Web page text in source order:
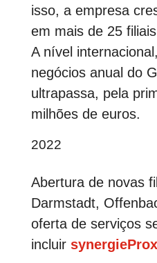
isso, a empresa
em mais de 25
A nível
negócios anual do
ultrapassa, pela
milhões de euros.
2022
Abertura de novas
Darmstadt,
oferta de serviços
incluir